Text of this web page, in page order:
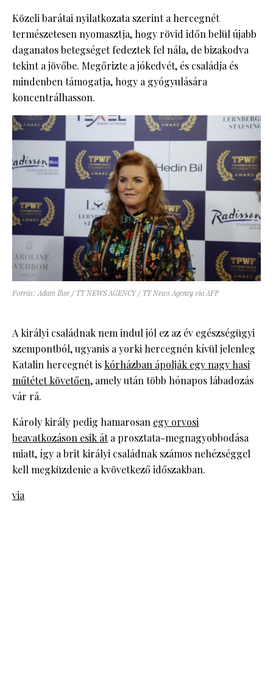
Közeli barátai nyilatkozata szerint a hercegnét
természetesen nyomasztja, hogy rövid időn belül újabb
daganatos betegséget fedeztek fel nála, de bizakodva
tekint a jövőbe. Megőrizte a jókedvét, és családja és
mindenben támogatja, hogy a gyógyulására
koncentrálhasson.
Forrás: Adam Ihse / TT NEWS AGENCY / TT News Agency via AFP
A királyi családnak nem indul jól ez az év egészségügyi
szempontból, ugyanis a yorki hercegnén kívül jelenleg
Katalin hercegnét is kórházban ápolják egy nagy hasi
műtétet követően, amely után több hónapos lábadozás
vár rá.
Károly király pedig hamarosan egy orvosi
beavatkozáson esik áta prosztata-megnagyobbodása
miatt, így a brit királyi családnak számos nehézséggel
kell megküzdenie a kvövetkező időszakban.
via